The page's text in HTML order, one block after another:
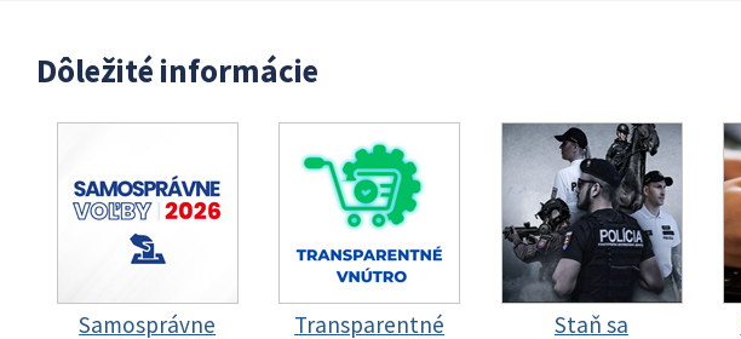
Dôležité informácie
Samosprávne
Transparentné
Staň sa